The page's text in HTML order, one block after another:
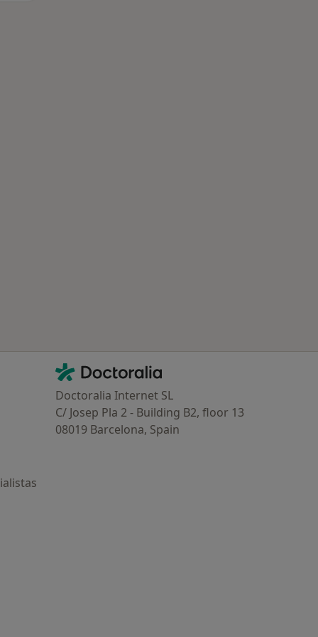
Contacto
Doctoralia - Página de inicio
Doctoralia Internet SL
C/ Josep Pla 2 - Building B2, floor 13
08019 Barcelona, Spain